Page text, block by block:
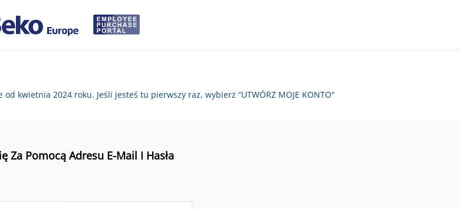
kwietnia 2024 roku. Jeśli jesteś tu pierwszy raz, wybierz “UTWÓRZ MOJE KONTO"
Za Pomocą Adresu E-Mail I Hasła